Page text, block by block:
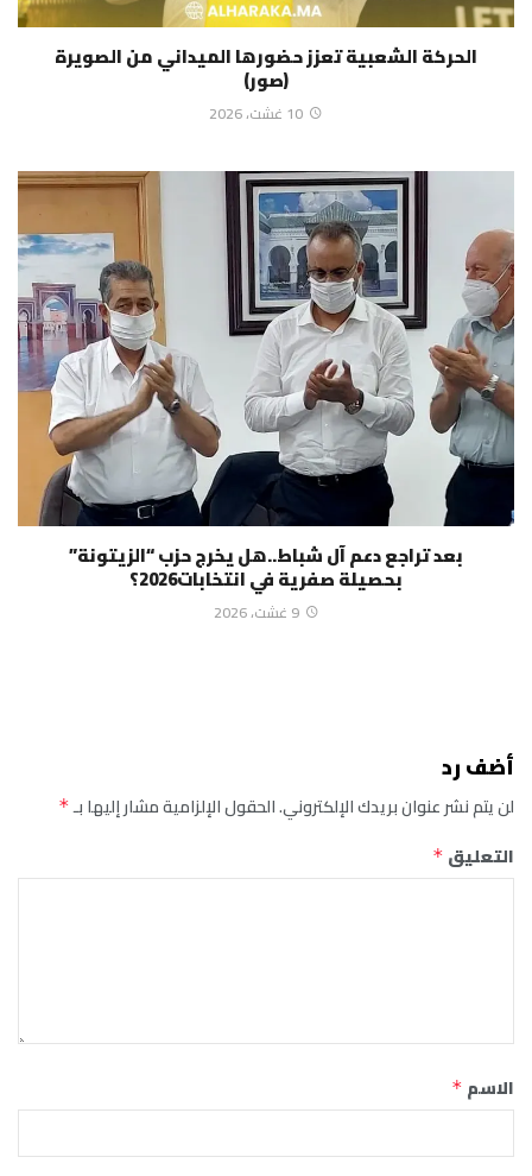
الحركة الشعبية تعزز حضورها الميداني من الصويرة
(صور)
10 غشت، 2026
بعد تراجع دعم آل شباط..هل يخرج حزب “الزيتونة”
بحصيلة صفرية في انتخابات2026؟
9 غشت، 2026
أضف رد
لن يتم نشر عنوان بريدك الإلكتروني.الحقول الإلزامية مشار إليها بـ*
التعليق *
الاسم *